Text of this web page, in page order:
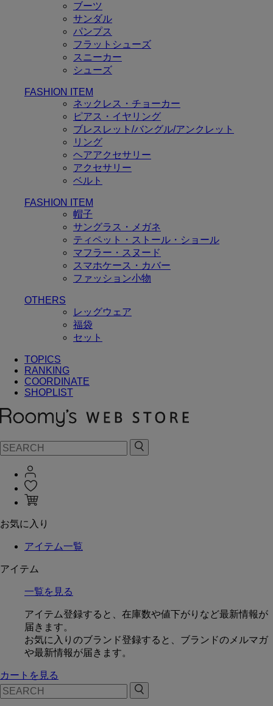
ブーツ
サンダル
パンプス
フラットシューズ
スニーカー
シューズ
FASHION ITEM
ネックレス・チョーカー
ピアス・イヤリング
ブレスレット/バングル/アンクレット
リング
ヘアアクセサリー
アクセサリー
ベルト
FASHION ITEM
帽子
サングラス・メガネ
ティペット・ストール・ショール
マフラー・スヌード
スマホケース・カバー
ファッション小物
OTHERS
レッグウェア
福袋
セット
TOPICS
RANKING
COORDINATE
SHOPLIST
お気に入り
アイテム一覧
アイテム
一覧を見る
アイテム登録すると、在庫数や値下がりなど最新情報が
届きます。
お気に入りのブランド登録すると、ブランドのメルマガ
や最新情報が届きます。
カートを見る